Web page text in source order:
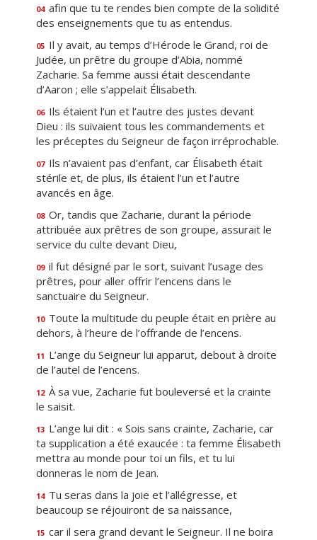
04 afin que tu te rendes bien compte de la solidité
des enseignements que tu as entendus.
05 Il y avait, au temps d’Hérode le Grand, roi de
Judée, un prêtre du groupe d’Abia, nommé
Zacharie. Sa femme aussi était descendante
d’Aaron ; elle s’appelait Élisabeth.
06 Ils étaient l’un et l’autre des justes devant
Dieu : ils suivaient tous les commandements et
les préceptes du Seigneur de façon irréprochable.
07 Ils n’avaient pas d’enfant, car Élisabeth était
stérile et, de plus, ils étaient l’un et l’autre
avancés en âge.
08 Or, tandis que Zacharie, durant la période
attribuée aux prêtres de son groupe, assurait le
service du culte devant Dieu,
09 il fut désigné par le sort, suivant l’usage des
prêtres, pour aller offrir l’encens dans le
sanctuaire du Seigneur.
10 Toute la multitude du peuple était en prière au
dehors, à l’heure de l’offrande de l’encens.
11 L’ange du Seigneur lui apparut, debout à droite
de l’autel de l’encens.
12 À sa vue, Zacharie fut bouleversé et la crainte
le saisit.
13 L’ange lui dit : « Sois sans crainte, Zacharie, car
ta supplication a été exaucée : ta femme Élisabeth
mettra au monde pour toi un fils, et tu lui
donneras le nom de Jean.
14 Tu seras dans la joie et l’allégresse, et
beaucoup se réjouiront de sa naissance,
15 car il sera grand devant le Seigneur. Il ne boira